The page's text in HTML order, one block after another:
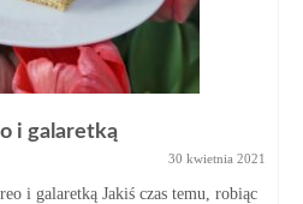
i galaretką
30 kwietnia 2021
i galaretką Jakiś czas temu, robiąc